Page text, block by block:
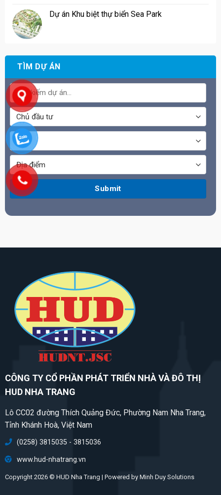
Dự án Khu biệt thự biển Sea Park
TÌM DỰ ÁN
CÔNG TY CỔ PHẦN PHÁT TRIỂN NHÀ VÀ ĐÔ THỊ
HUD NHA TRANG
Lô CC02 đường Thích Quảng Đức, Phường Nam Nha Trang,
Tỉnh Khánh Hoà, Việt Nam
(0258) 3815035 - 3815036
www.hud-nhatrang.vn
Copyright 2026 © HUD Nha Trang | Powered by Minh Duy Solutions